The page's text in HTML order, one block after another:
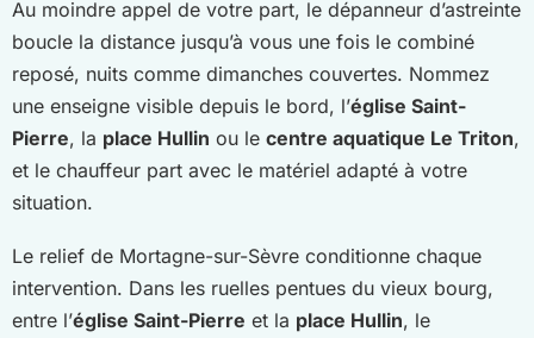
Au moindre appel de votre part, le dépanneur d’astreinte
boucle la distance jusqu’à vous une fois le combiné
reposé, nuits comme dimanches couvertes. Nommez
une enseigne visible depuis le bord, l’église Saint-
Pierre, la place Hullin ou le centre aquatique Le Triton,
et le chauffeur part avec le matériel adapté à votre
situation.
Le relief de Mortagne-sur-Sèvre conditionne chaque
intervention. Dans les ruelles pentues du vieux bourg,
entre l’église Saint-Pierre et la place Hullin, le